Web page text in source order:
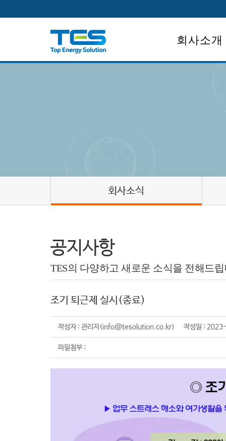
회사소개
회사소식
공지사항
TES의 다양하고 새로운 소식을 전해드
조기 퇴근제 실시(종료)
작성자 : 관리자(info@tesolution.co.kr) 작성일 :
파일첨부 :